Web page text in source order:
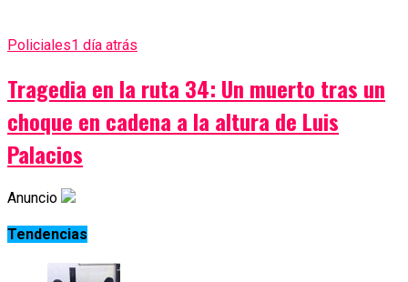
Policiales1 día atrás
Tragedia en la ruta 34: Un muerto tras un
choque en cadena a la altura de Luis
Palacios
Anuncio
Tendencias